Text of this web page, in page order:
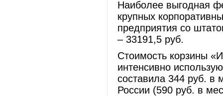
Наиболее выгодная
крупных
предприятия со
– 33191,5 руб.
Стоимость корзины
интенсивно
составила 344 руб. в
России (590 руб. в